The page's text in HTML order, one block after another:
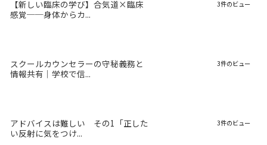
【新しい臨床の学び】合気道×臨床
感覚──身体からカ...
3件のビュー
スクールカウンセラーの守秘義務と
情報共有｜学校で信...
3件のビュー
アドバイスは難しい その1「正した
い反射に気をつけ...
3件のビュー